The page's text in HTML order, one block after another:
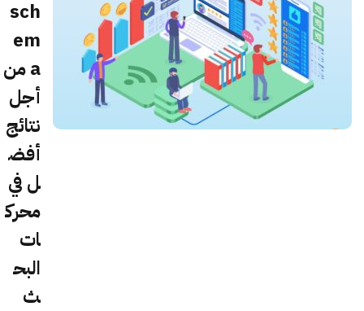
sch
em
a من
أجل
نتائج
أفض
ل في
محرك
ات
البح
ث